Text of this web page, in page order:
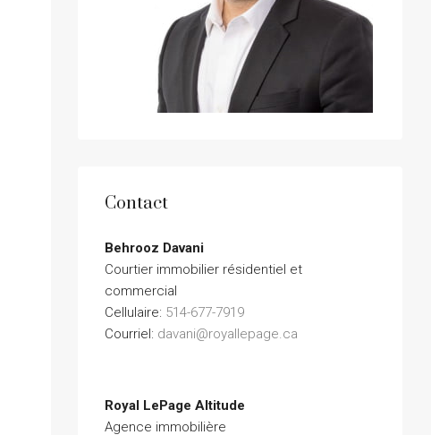
Contact
Behrooz Davani
Courtier immobilier résidentiel et
commercial
Cellulaire: 514-677-7919
Courriel: davani@royallepage.ca
Royal LePage Altitude
Agence immobilière